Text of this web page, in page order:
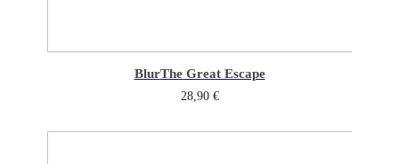
BlurThe Great Escape
28,90 €